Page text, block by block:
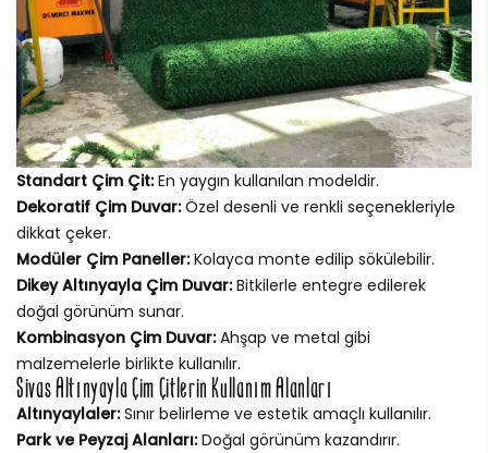
Standart Çim Çit:En yaygın kullanılan modeldir.
Dekoratif Çim Duvar:Özel desenli ve renkli seçenekleriyle
dikkat çeker.
Modüler Çim Paneller:Kolayca monte edilip sökülebilir.
Dikey Altınyayla Çim Duvar:Bitkilerle entegre edilerek
doğal görünüm sunar.
Kombinasyon Çim Duvar:Ahşap ve metal gibi
malzemelerle birlikte kullanılır.
Sivas Altınyayla Çim Çitlerin Kullanım Alanları
Altınyaylaler:Sınır belirleme ve estetik amaçlı kullanılır.
Park ve Peyzaj Alanları:Doğal görünüm kazandırır.